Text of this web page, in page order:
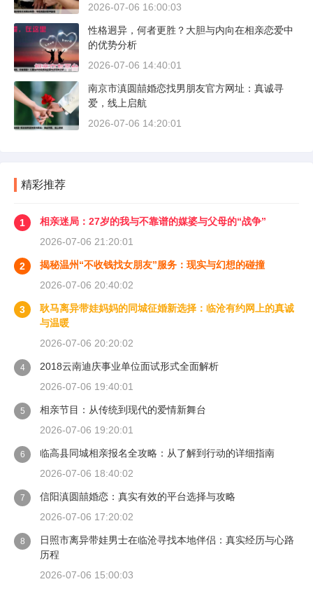
2026-07-06 16:00:03
性格迥异，何者更胜？大胆与内向在相亲恋爱中
的优势分析
2026-07-06 14:40:01
南京市滇圆囍婚恋找男朋友官方网址：真诚寻
爱，线上启航
2026-07-06 14:20:01
精彩推荐
1
相亲迷局：27岁的我与不靠谱的媒婆与父母的“战争”
2026-07-06 21:20:01
2
揭秘温州“不收钱找女朋友”服务：现实与幻想的碰撞
2026-07-06 20:40:02
3
耿马离异带娃妈妈的同城征婚新选择：临沧有约网上的真诚
与温暖
2026-07-06 20:20:02
4
2018云南迪庆事业单位面试形式全面解析
2026-07-06 19:40:01
5
相亲节目：从传统到现代的爱情新舞台
2026-07-06 19:20:01
6
临高县同城相亲报名全攻略：从了解到行动的详细指南
2026-07-06 18:40:02
7
信阳滇圆囍婚恋：真实有效的平台选择与攻略
2026-07-06 17:20:02
8
日照市离异带娃男士在临沧寻找本地伴侣：真实经历与心路
历程
2026-07-06 15:00:03